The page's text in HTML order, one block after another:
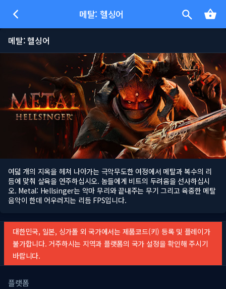
메탈: 헬싱어
메탈: 헬싱어
여덟 개의 지옥을 헤쳐 나아가는 극악무도한 여정에서 메탈과 복수의 리
듬에 맞춰 살육을 연주하십시오. 놈들에게 비트의 두려움을 선사하십시
오. Metal: Hellsinger는 악마 무리와 끝내주는 무기 그리고 육중한 메탈
음악이 한데 어우러지는 리듬 FPS입니다.
대한민국, 일본, 싱가폴 외 국가에서는 제품코드(키) 등록 및 플레이가
불가합니다. 거주하시는 지역과 플랫폼의 국가 설정을 확인해 주시기
바랍니다.
플랫폼